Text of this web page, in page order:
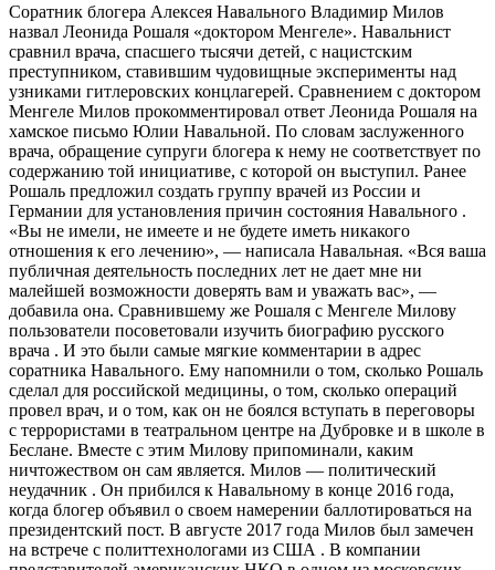
Соратник блогера Алексея Навального Владимир Милов
назвал Леонида Рошаля «доктором Менгеле». Навальнист
сравнил врача, спасшего тысячи детей, с нацистским
преступником, ставившим чудовищные эксперименты над
узниками гитлеровских концлагерей. Сравнением с доктором
Менгеле Милов прокомментировал ответ Леонида Рошаля на
хамское письмо Юлии Навальной. По словам заслуженного
врача, обращение супруги блогера к нему не соответствует по
содержанию той инициативе, с которой он выступил. Ранее
Рошаль предложил создать группу врачей из России и
Германии для установления причин состояния Навального .
«Вы не имели, не имеете и не будете иметь никакого
отношения к его лечению», — написала Навальная. «Вся ваша
публичная деятельность последних лет не дает мне ни
малейшей возможности доверять вам и уважать вас», —
добавила она. Сравнившему же Рошаля с Менгеле Милову
пользователи посоветовали изучить биографию русского
врача . И это были самые мягкие комментарии в адрес
соратника Навального. Ему напомнили о том, сколько Рошаль
сделал для российской медицины, о том, сколько операций
провел врач, и о том, как он не боялся вступать в переговоры
с террористами в театральном центре на Дубровке и в школе в
Беслане. Вместе с этим Милову припоминали, каким
ничтожеством он сам является. Милов — политический
неудачник . Он прибился к Навальному в конце 2016 года,
когда блогер объявил о своем намерении баллотироваться на
президентский пост. В августе 2017 года Милов был замечен
на встрече с политтехнологами из США . В компании